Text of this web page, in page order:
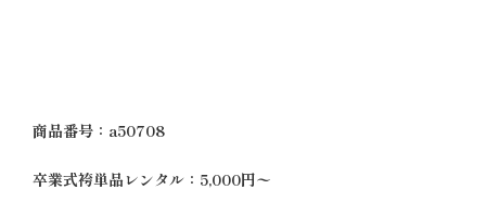
商品番号：a50708
卒業式袴単品レンタル：5,000円〜